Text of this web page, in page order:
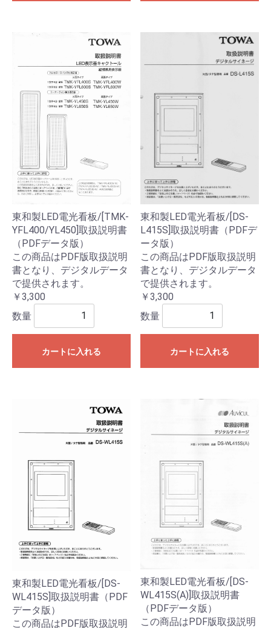
東和製LED電光看板/[TMK-
YFL400/YL450]取扱説明書
（PDFデータ版）
この商品はPDF版取扱説明
書となり、デジタルデータ
で提供されます。
￥3,300
数量
カートに入れる
東和製LED電光看板/[DS-
L415S]取扱説明書（PDFデ
ータ版）
この商品はPDF版取扱説明
書となり、デジタルデータ
で提供されます。
￥3,300
数量
カートに入れる
東和製LED電光看板/[DS-
WL415S]取扱説明書（PDF
データ版）
この商品はPDF版取扱説明
東和製LED電光看板/[DS-
WL415S(A)]取扱説明書
（PDFデータ版）
この商品はPDF版取扱説明